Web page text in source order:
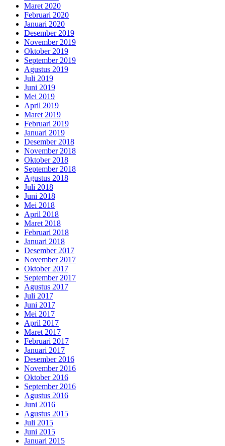
Maret 2020
Februari 2020
Januari 2020
Desember 2019
November 2019
Oktober 2019
September 2019
Agustus 2019
Juli 2019
Juni 2019
Mei 2019
April 2019
Maret 2019
Februari 2019
Januari 2019
Desember 2018
November 2018
Oktober 2018
September 2018
Agustus 2018
Juli 2018
Juni 2018
Mei 2018
April 2018
Maret 2018
Februari 2018
Januari 2018
Desember 2017
November 2017
Oktober 2017
September 2017
Agustus 2017
Juli 2017
Juni 2017
Mei 2017
April 2017
Maret 2017
Februari 2017
Januari 2017
Desember 2016
November 2016
Oktober 2016
September 2016
Agustus 2016
Juni 2016
Agustus 2015
Juli 2015
Juni 2015
Januari 2015